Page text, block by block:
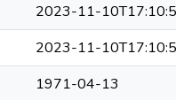
2023-11-
2023-11-
1971-04-13